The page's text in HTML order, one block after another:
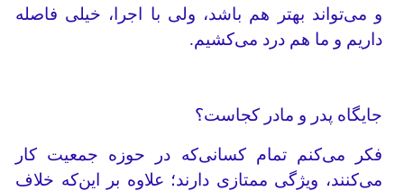
و می‌تواند بهتر هم باشد، ولی با اجرا، خیلی فاصله
داریم و ما هم درد می‌کشیم.
جایگاه پدر و مادر کجاست؟
فکر می‌کنم تمام کسانی‌که در حوزه جمعیت کار
می‌کنند، ویژگی ممتازی دارند؛ علاوه بر این‌که خلاف